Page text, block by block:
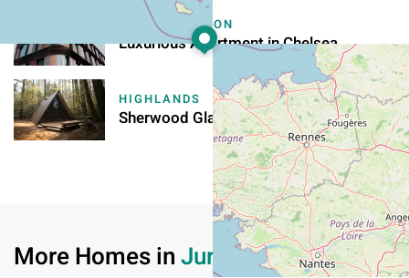
LONDON REGION
Luxurious Apartment in Chelsea
HIGHLANDS
Sherwood Glamping
More Homes inJurassic Coast